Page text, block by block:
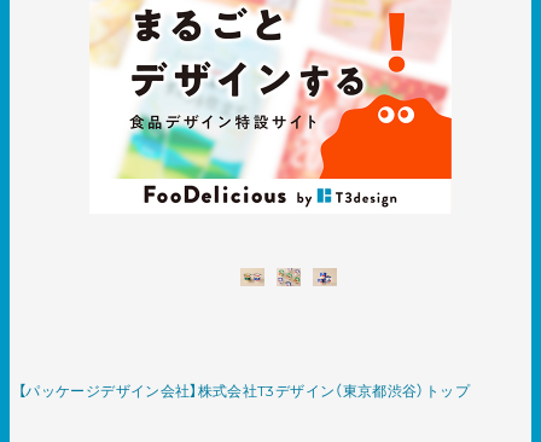
【パッケージデザイン会社】株式会社T3デザイン（東京都渋谷）トップ